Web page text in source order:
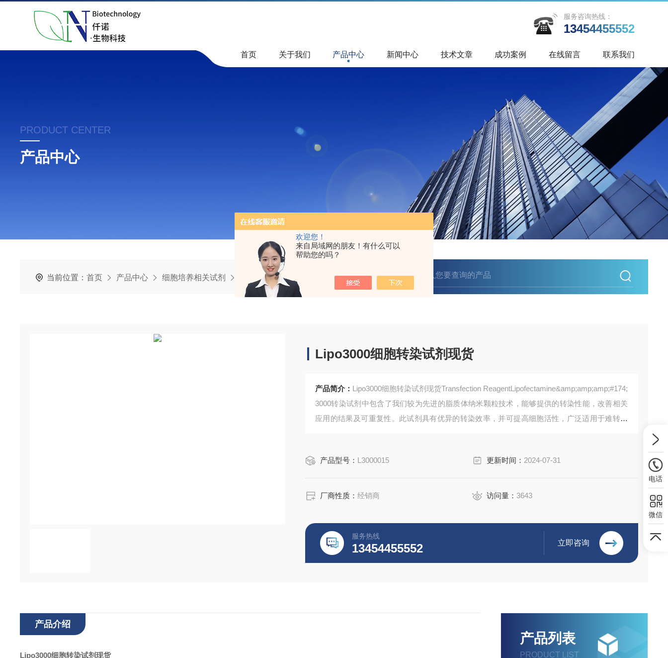
欢迎您！
来自局域网的朋友！有什么可以
帮助您的吗？
服务咨询热线：
13454455552
首页 关于我们 产品中心 新闻中心 技术文章 成功案例 在线留言 联系我们
PRODUCT CENTER
产品中心
当前位置： 首页 产品中心 细胞培养相关试剂 细胞转染试剂 L3000015Lipo3000细胞转染试剂现货
Lipo3000细胞转染试剂现货
产品简介： Lipo3000细胞转染试剂现货Transfection ReagentLipofectamine&amp;amp;amp;#174;
3000转染试剂中包含了我们较为先进的脂质体纳米颗粒技术，能够提供的转染性能，改善相关
应用的结果及可重复性。此试剂具有优异的转染效率，并可提高细胞活性，广泛适用于难转染
产品型号： L3000015 更新时间： 2024-07-31
厂商性质：经销商 访问量：3643
服务热线
13454455552 立即咨询
产品列表
PRODUCT LIST
产品介绍
Lipo3000细胞转染试剂现货
电话
微信